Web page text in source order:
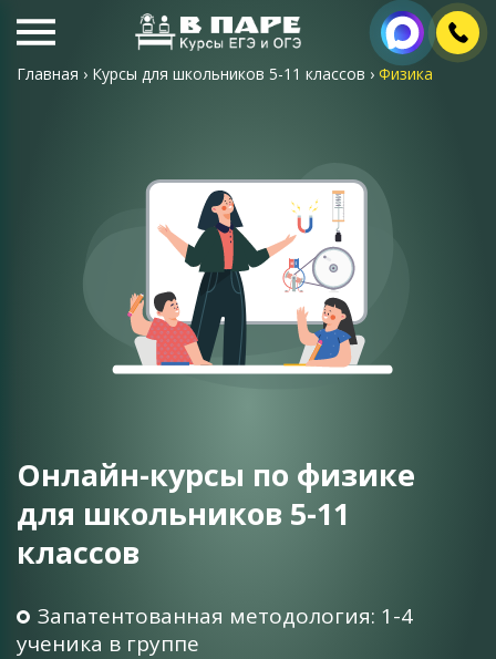
Главная › Курсы для школьников 5-11 классов › Физика
Онлайн-курсы по физике
для школьников 5-11
классов
Запатентованная методология: 1-4
ученика в группе